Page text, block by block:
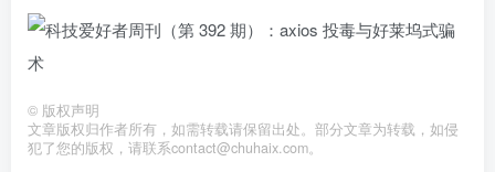
© 版权声明
文章版权归作者所有，如需转载请保留出处。部分文章为转载，如侵
犯了您的版权，请联系contact@chuhaix.com。